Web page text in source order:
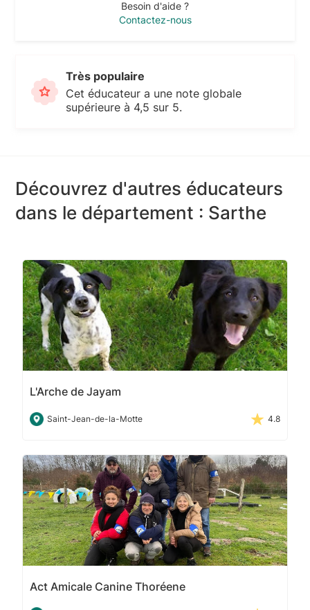
Besoin d'aide ?
Contactez-nous
Très populaire
Cet éducateur a une note globale
supérieure à 4,5 sur 5.
Découvrez d'autres éducateurs
dans le département : Sarthe
L'Arche de Jayam
Saint-Jean-de-la-Motte 4.8
Act Amicale Canine Thoréene